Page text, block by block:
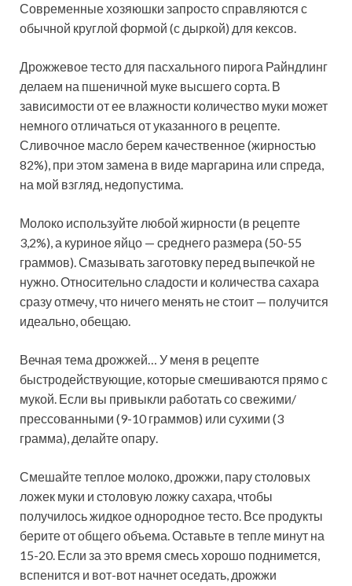
Современные хозяюшки запросто справляются с
обычной круглой формой (с дыркой) для кексов.
Дрожжевое тесто для пасхального пирога Райндлинг
делаем на пшеничной муке высшего сорта. В
зависимости от ее влажности количество муки может
немного отличаться от указанного в рецепте.
Сливочное масло берем качественное (жирностью
82%), при этом замена в виде маргарина или спреда,
на мой взгляд, недопустима.
Молоко используйте любой жирности (в рецепте
3,2%), а куриное яйцо — среднего размера (50-55
граммов). Смазывать заготовку перед выпечкой не
нужно. Относительно сладости и количества сахара
сразу отмечу, что ничего менять не стоит — получится
идеально, обещаю.
Вечная тема дрожжей… У меня в рецепте
быстродействующие, которые смешиваются прямо с
мукой. Если вы привыкли работать со свежими/
прессованными (9-10 граммов) или сухими (3
грамма), делайте опару.
Смешайте теплое молоко, дрожжи, пару столовых
ложек муки и столовую ложку сахара, чтобы
получилось жидкое однородное тесто. Все продукты
берите от общего объема. Оставьте в тепле минут на
15-20. Если за это время смесь хорошо поднимется,
вспенится и вот-вот начнет оседать, дрожжи